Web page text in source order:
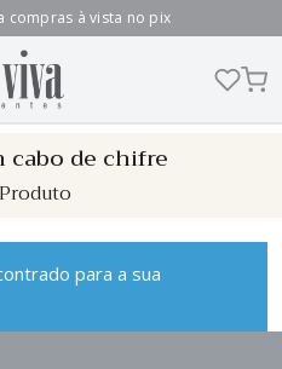
compras à vista no pix
cabo de chifre
Produto
para a sua